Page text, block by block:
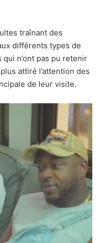
traînant des
différents types de
n’ont pas pu retenir
attiré l’attention des
de leur visite.